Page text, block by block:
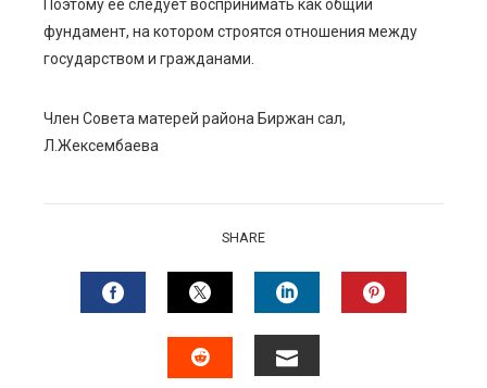
Поэтому её следует воспринимать как общий
фундамент, на котором строятся отношения между
государством и гражданами.
Член Совета матерей района Биржан сал,
Л.Жексембаева
SHARE
FACEBOOKTWITTERLINKEDIN